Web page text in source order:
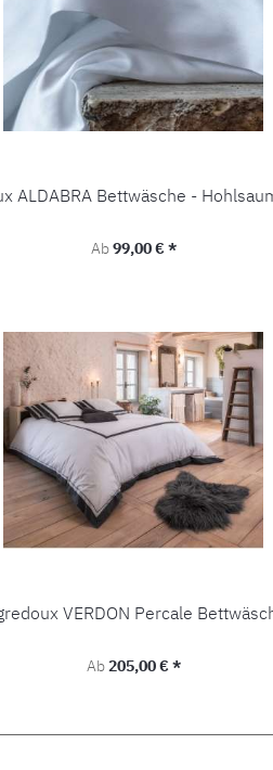
ALDABRA Bettwäsche -
Regulärer Preis:
Ab99,00 € *
VERDON Percale
Regulärer Preis:
Ab205,00 € *